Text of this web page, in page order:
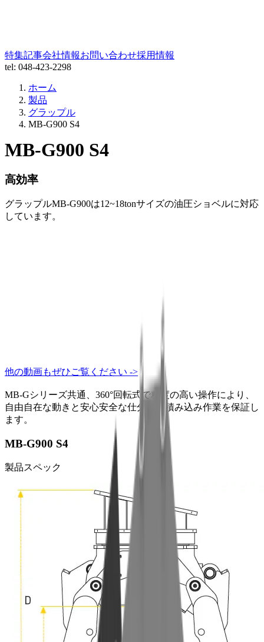
特集記事会社情報お問い合わせ採用情報
tel: 048-423-2298
ホーム
製品
グラップル
MB-G900 S4
MB-G900 S4
高効率
グラップルMB-G900は12~18tonサイズの油圧ショベルに対応
しています。
他の動画もぜひご覧ください ->
MB-Gシリーズ共通、360°回転式で精度の高い操作により、
自由自在な動きと安心安全な仕分け・積み込み作業を保証し
ます。
MB-G900 S4
製品スペック